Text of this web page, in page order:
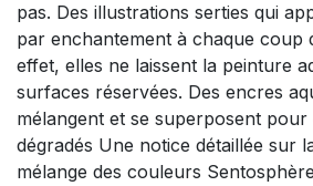
pas. Des illustrations serties qui
par enchantement à chaque coup
effet, elles ne laissent la peinture
surfaces réservées. Des encres
mélangent et se superposent
dégradés Une notice détaillée sur
mélange des couleurs